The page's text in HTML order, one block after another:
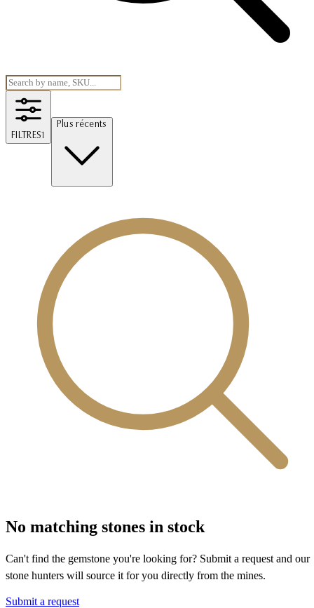
FILTRES
Plus récents
No matching stones in stock
Can't find the gemstone you're looking for? Submit a request and our
stone hunters will source it for you directly from the mines.
Submit a request